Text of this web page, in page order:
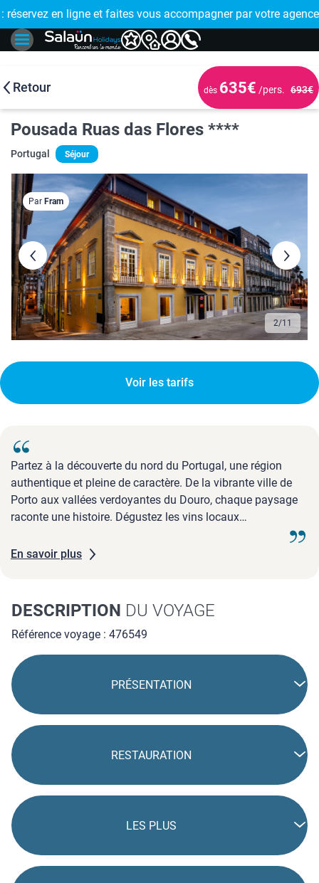
!
: réservez en ligne et faites vous accompagner par votre
🤩
Retour dès 635€ /pers. 693€
Pousada Ruas das Flores ****
Portugal Séjour
2/11
Par Fram
Voir les tarifs
Partez à la découverte du nord du Portugal, une région
authentique et pleine de caractère. De la vibrante ville de
Porto aux vallées verdoyantes du Douro, chaque paysage
raconte une histoire. Dégustez les vins locaux
mondialement reconnus tout en admirant les vignobles en
terrasses classés à l'UNESCO. Randonnées, gastronomie,
En savoir plus
DESCRIPTION DU VOYAGE
Référence voyage : 476549
PRÉSENTATION
RESTAURATION
LES PLUS